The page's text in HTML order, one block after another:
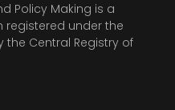
Policy Making is a
under the
Central Registry of